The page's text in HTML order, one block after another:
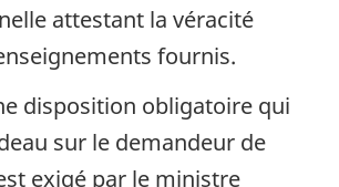
attestant la véracité
fournis.
disposition obligatoire qui
sur le demandeur de
exigé par le ministre